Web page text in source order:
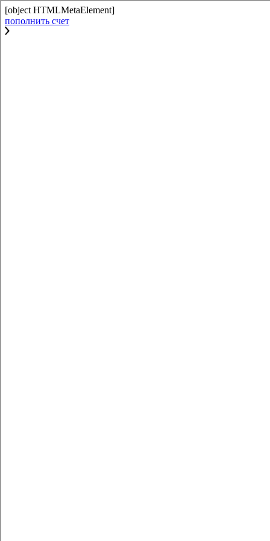
[object HTMLMetaElement]
пополнить счет